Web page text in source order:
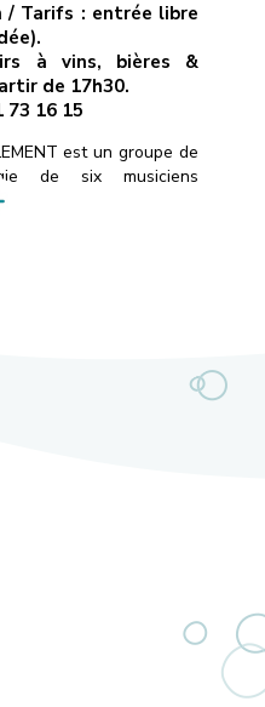
/ Tarifs : entrée libre
à vins, bières &
de 17h30.
73 16 15
est un groupe de
de six musiciens
auprès d’artistes